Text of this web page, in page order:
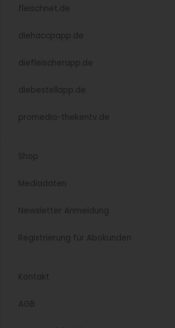
„Tradition und Zukunft”
Convention 2025 unter dem Motto
waren allgegenwärtig.